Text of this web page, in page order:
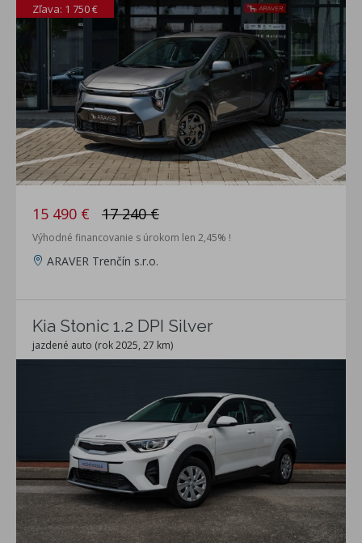
Zľava: 1 750 €
15 490 € 17 240 €
Výhodné financovanie s úrokom len 2,45% !
ARAVER Trenčín s.r.o.
Kia Stonic 1.2 DPI Silver
jazdené auto (rok 2025, 27 km)